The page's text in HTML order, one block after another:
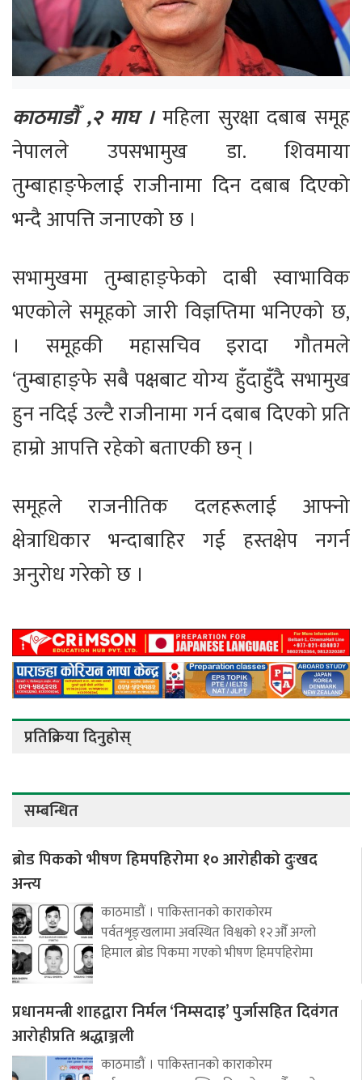
काठमाडौँ ,२ माघ ।महिला सुरक्षा दबाब समूह
नेपालले उपसभामुख डा. शिवमाया
तुम्बाहाङ्फेलाई राजीनामा दिन दबाब दिएको
भन्दै आपत्ति जनाएको छ ।
सभामुखमा तुम्बाहाङ्फेको दाबी स्वाभाविक
भएकोले समूहको जारी विज्ञप्तिमा भनिएको छ,
। समूहकी महासचिव इरादा गौतमले
‘तुम्बाहाङ्फे सबै पक्षबाट योग्य हुँदाहुँदै सभामुख
हुन नदिई उल्टै राजीनामा गर्न दबाब दिएको प्रति
हाम्रो आपत्ति रहेको बताएकी छन् ।
समूहले राजनीतिक दलहरूलाई आफ्नो
क्षेत्राधिकार भन्दाबाहिर गई हस्तक्षेप नगर्न
अनुरोध गरेको छ ।
प्रतिक्रिया दिनुहोस्
सम्बन्धित
ब्रोड पिकको भीषण हिमपहिरोमा १० आरोहीको दुःखद
अन्त्य
काठमाडौं । पाकिस्तानको काराकोरम
पर्वतशृङ्खलामा अवस्थित विश्वको १२औँ अग्लो
हिमाल ब्रोड पिकमा गएको भीषण हिमपहिरोमा
प्रधानमन्त्री शाहद्वारा निर्मल ‘निम्सदाइ’ पुर्जासहित दिवंगत
आरोहीप्रति श्रद्धाञ्जली
काठमाडौं । पाकिस्तानको काराकोरम